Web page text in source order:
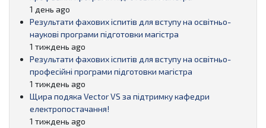
1 день ago
Результати фахових іспитів для вступу на освітньо-
наукові програми підготовки магістра
1 тиждень ago
Результати фахових іспитів для вступу на освітньо-
професійні програми підготовки магістра
1 тиждень ago
Щира подяка Vector VS за підтримку кафедри
електропостачання!
1 тиждень ago